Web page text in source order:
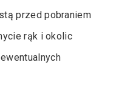
przed pobraniem
rąk i okolic